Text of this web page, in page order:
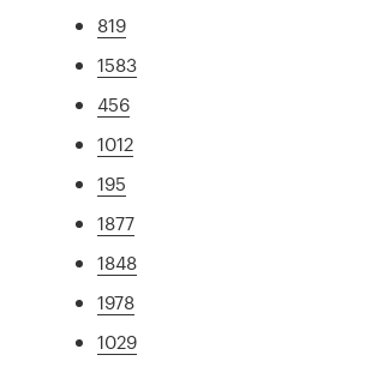
819
1583
456
1012
195
1877
1848
1978
1029